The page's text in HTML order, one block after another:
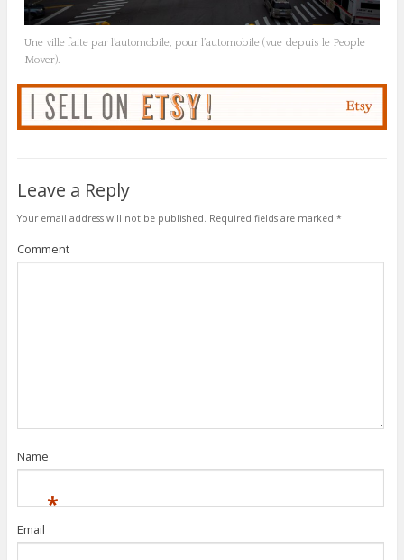
Une ville faite par l’automobile, pour l’automobile (vue depuis le People
Mover).
Leave a Reply
Your email address will not be published. Required fields are marked *
Comment
Name
*
Email